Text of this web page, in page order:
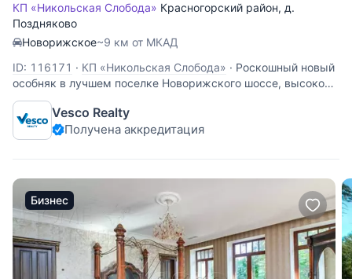
КП «Никольская Слобода» Красногорский район, д.
Поздняково
Новорижское~9 км от МКАД
ID: 116171 · КП «Никольская Слобода» · Роскошный новый
особняк в лучшем поселке Новорижского шоссе, высокое
качество отделки. На участке выполнен ландшафтный
дизайн. Основной дом: Цоколь: бильярдная, сауна,
джакузи, с/у, душевая, спортзал, сейфовая комната,
Vesco Realty
Получена аккредитация
Бизнес